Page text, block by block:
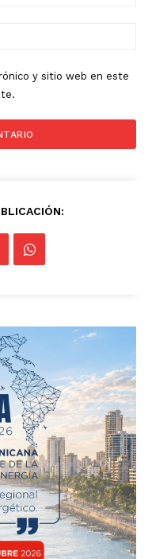
y sitio web en este